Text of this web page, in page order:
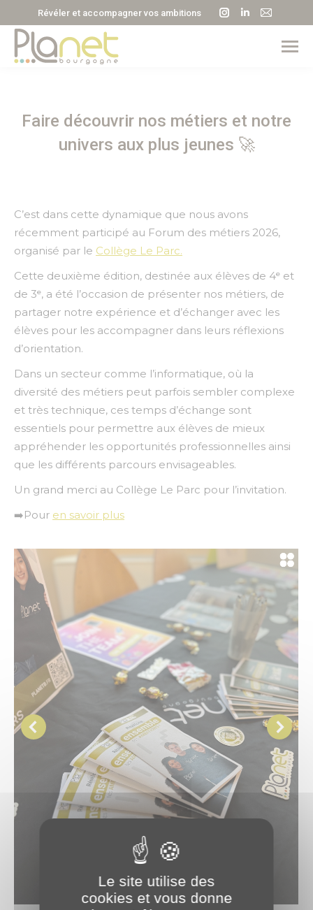
Révéler et accompagner vos ambitions
La
page
Instagram
nouvelle
fenêtre
La
page
LinkedIn
nouvelle
fenêtre
La
page
E-
une
Faire découvrir nos métiers et notre
univers aux plus jeunes 🚀
C’est dans cette dynamique que nous avons
récemment participé au Forum des métiers 2026,
organisé par le Collège Le Parc.
Cette deuxième édition, destinée aux élèves de 4ᵉ et
de 3ᵉ, a été l’occasion de présenter nos métiers, de
partager notre expérience et d’échanger avec les
élèves pour les accompagner dans leurs réflexions
d’orientation.
Dans un secteur comme l’informatique, où la
diversité des métiers peut parfois sembler complexe
et très technique, ces temps d’échange sont
essentiels pour permettre aux élèves de mieux
appréhender les opportunités professionnelles ainsi
que les différents parcours envisageables.
Un grand merci au Collège Le Parc pour l’invitation.
➡️Pour en savoir plus
Le site utilise des
cookies et vous donne